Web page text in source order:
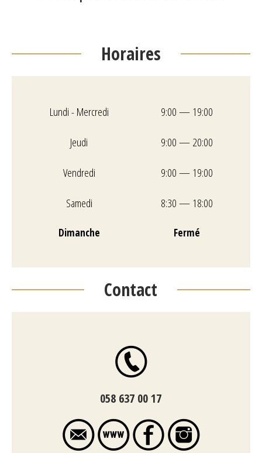
Horaires
Lundi - Mercredi
9:00 — 19:00
Jeudi
9:00 — 20:00
Vendredi
9:00 — 19:00
Samedi
8:30 — 18:00
Dimanche Fermé
Contact
058 637 00 17